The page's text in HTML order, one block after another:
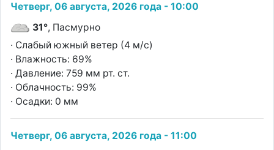
Четверг, 06 августа, 2026 года - 10:00
31°, Пасмурно
· Слабый южный ветер (4 м/с)
· Влажность: 69%
· Давление: 759 мм рт. ст.
· Облачность: 99%
· Осадки: 0 мм
Четверг, 06 августа, 2026 года - 11:00